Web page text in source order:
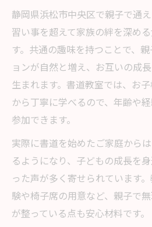
静岡県浜松市中央区で親子で通
習い事を超えて家族の絆を深め
す。共通の趣味を持つことで、
ョンが自然と増え、お互いの成
生まれます。書道教室では、お
から丁寧に学べるので、年齢や
参加できます。
実際に書道を始めたご家庭から
るようになり、子どもの成長を
った声が多く寄せられています
験や椅子席の用意など、親子で
が整っている点も安心材料です。